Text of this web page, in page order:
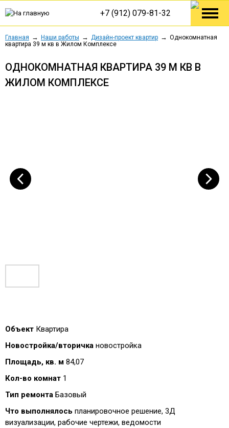
+7 (912) 079-81-32
Главная Наши работы Дизайн-проект квартир
Однокомнатная
квартира 39 м кв в Жилом Комплексе
ОДНОКОМНАТНАЯ КВАРТИРА 39 М КВ В
ЖИЛОМ КОМПЛЕКСЕ
Объект Квартира
Новостройка/вторичка новостройка
Площадь, кв. м 84,07
Кол-во комнат 1
Тип ремонта Базовый
Что выполнялось планировочное решение, 3Д
визуализации, рабочие чертежи, ведомости